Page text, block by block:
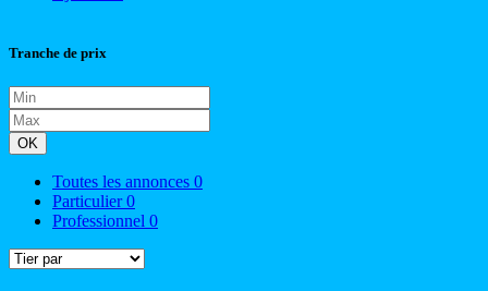
Tranche de prix
OK
Toutes les annonces 0
Particulier0
Professionnel 0